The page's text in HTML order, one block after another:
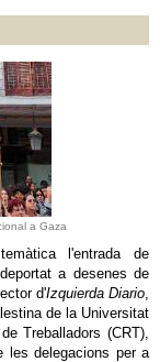
a Gaza
l'entrada de
a desenes de
d'Izquierda Diario,
de la Universitat
Treballadors (CRT),
les delegacions per a